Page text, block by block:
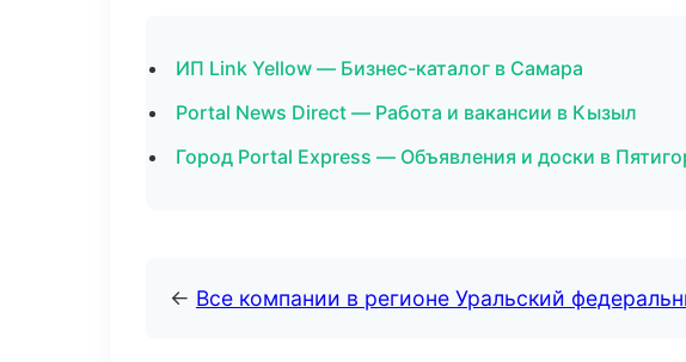
ИП Link Yellow — Бизнес-каталог в Самара
Portal News Direct — Работа и вакансии в Кызыл
Город Portal Express — Объявления и доски в
← Все компании в регионе Уральский